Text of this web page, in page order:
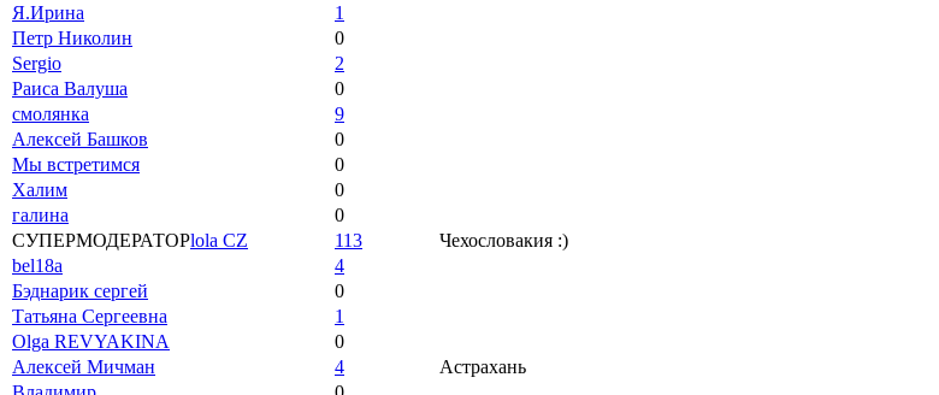
Я.Ирина
1
Петр Николин
0
Sergio
2
Раиса Валуша
0
смолянка
9
Алексей Башков
0
Мы встретимся
0
Халим
0
галина
0
СУПЕРМОДЕРАТОРlola CZ 113 Чехословакия :)
bel18a
4
Бэднарик сергей
0
Татьяна Сергеевна
1
Olga REVYAKINA
0
Алексей Мичман
4 Астрахань